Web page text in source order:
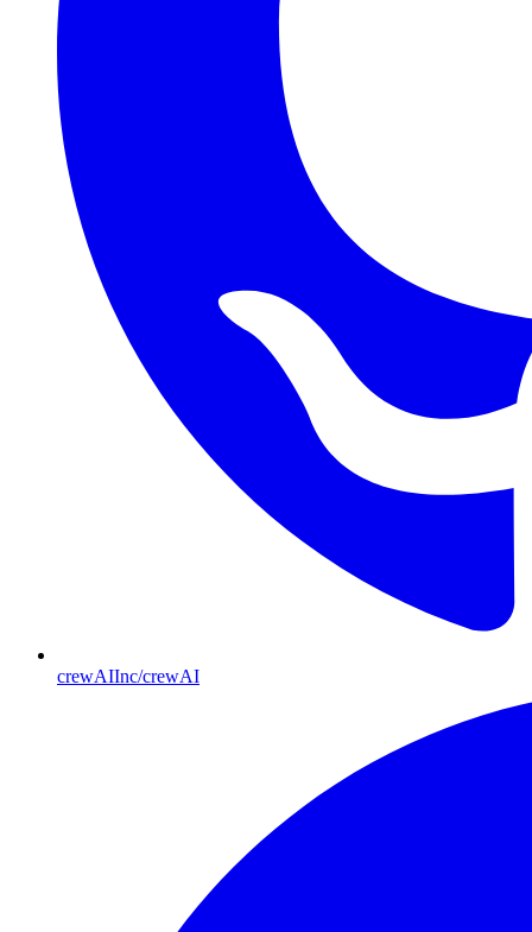
crewAIInc/crewAI